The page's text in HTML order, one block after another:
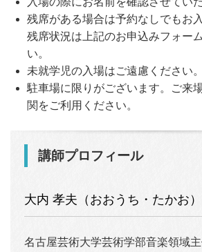
残席がある場合は予約なしでもお
残席状況は上記のお申込みフォー
い。
未就学児の入場はご遠慮ください。
駐車場に限りがございます。ご来
関をご利用ください。
講師プロフィール
大内 孝夫（おおうち・たかお）
名古屋芸術大学芸術学部音楽領域